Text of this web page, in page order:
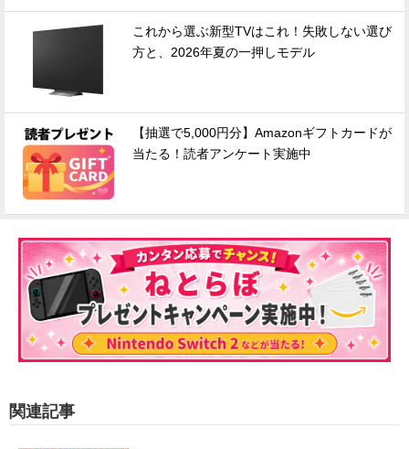
これから選ぶ新型TVはこれ！失敗しない選び
方と、2026年夏の一押しモデル
【抽選で5,000円分】Amazonギフトカードが
当たる！読者アンケート実施中
関連記事